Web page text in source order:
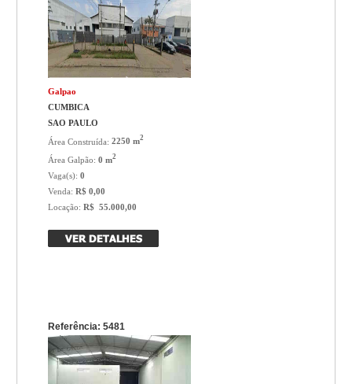
Galpao
CUMBICA
SAO PAULO
Área Construída:2250 m2
Área Galpão:0 m2
Vaga(s):0
Venda:R$ 0,00
Locação:R$ 55.000,00
Referência: 5481